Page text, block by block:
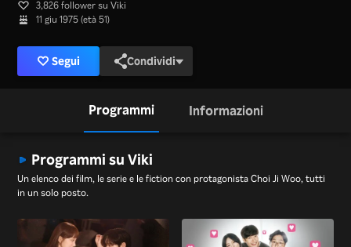
3,826 follower su Viki
11 giu 1975 (età 51)
Segui Condividi
Programmi Informazioni
Programmi su Viki
Un elenco dei film, le serie e le fiction con protagonista Choi Ji Woo, tutti
in un solo posto.